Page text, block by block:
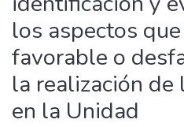
los aspectos
favorable o
la realización
en la Unidad